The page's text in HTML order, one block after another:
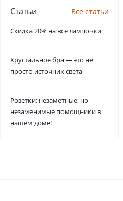
Статьи Все статьи
Скидка 20% на все лампочки
Хрустальное бра — это не
просто источник света
Розетки: незаметные, но
незаменимые помощники в
нашем доме!